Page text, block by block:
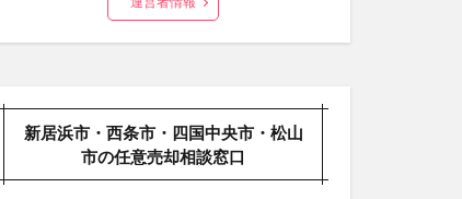
新居浜市・西条市・四国中央市・松山
市の任意売却相談窓口